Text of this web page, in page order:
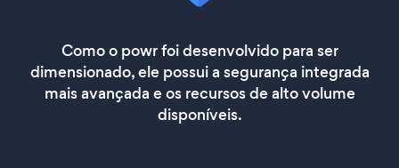
Como o powr foi desenvolvido para ser
dimensionado, ele possui a segurança integrada
mais avançada e os recursos de alto volume
disponíveis.